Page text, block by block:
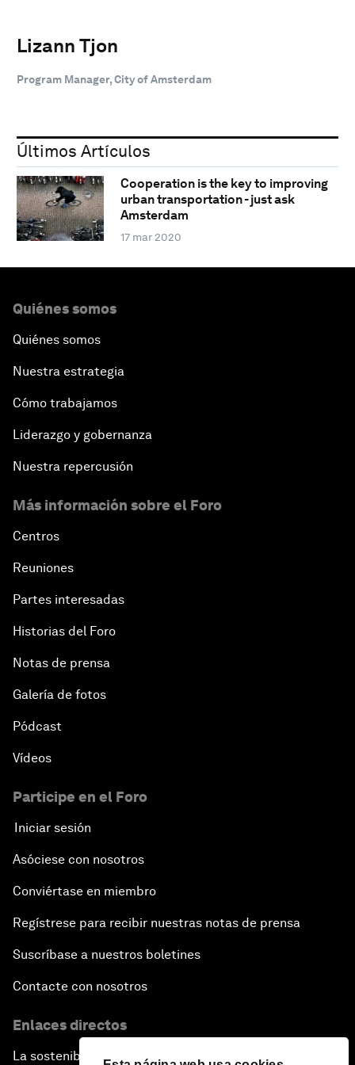
Lizann Tjon
Program Manager, City of Amsterdam
Últimos Artículos
Cooperation is the key to improving
urban transportation - just ask
Amsterdam
17 mar 2020
Quiénes somos
Quiénes somos
Nuestra estrategia
Cómo trabajamos
Liderazgo y gobernanza
Nuestra repercusión
Más información sobre el Foro
Centros
Reuniones
Partes interesadas
Historias del Foro
Notas de prensa
Galería de fotos
Pódcast
Vídeos
Participe en el Foro
Iniciar sesión
Asóciese con nosotros
Conviértase en miembro
Regístrese para recibir nuestras notas de prensa
Suscríbase a nuestros boletines
Contacte con nosotros
Enlaces directos
La sostenibilidad en el Foro